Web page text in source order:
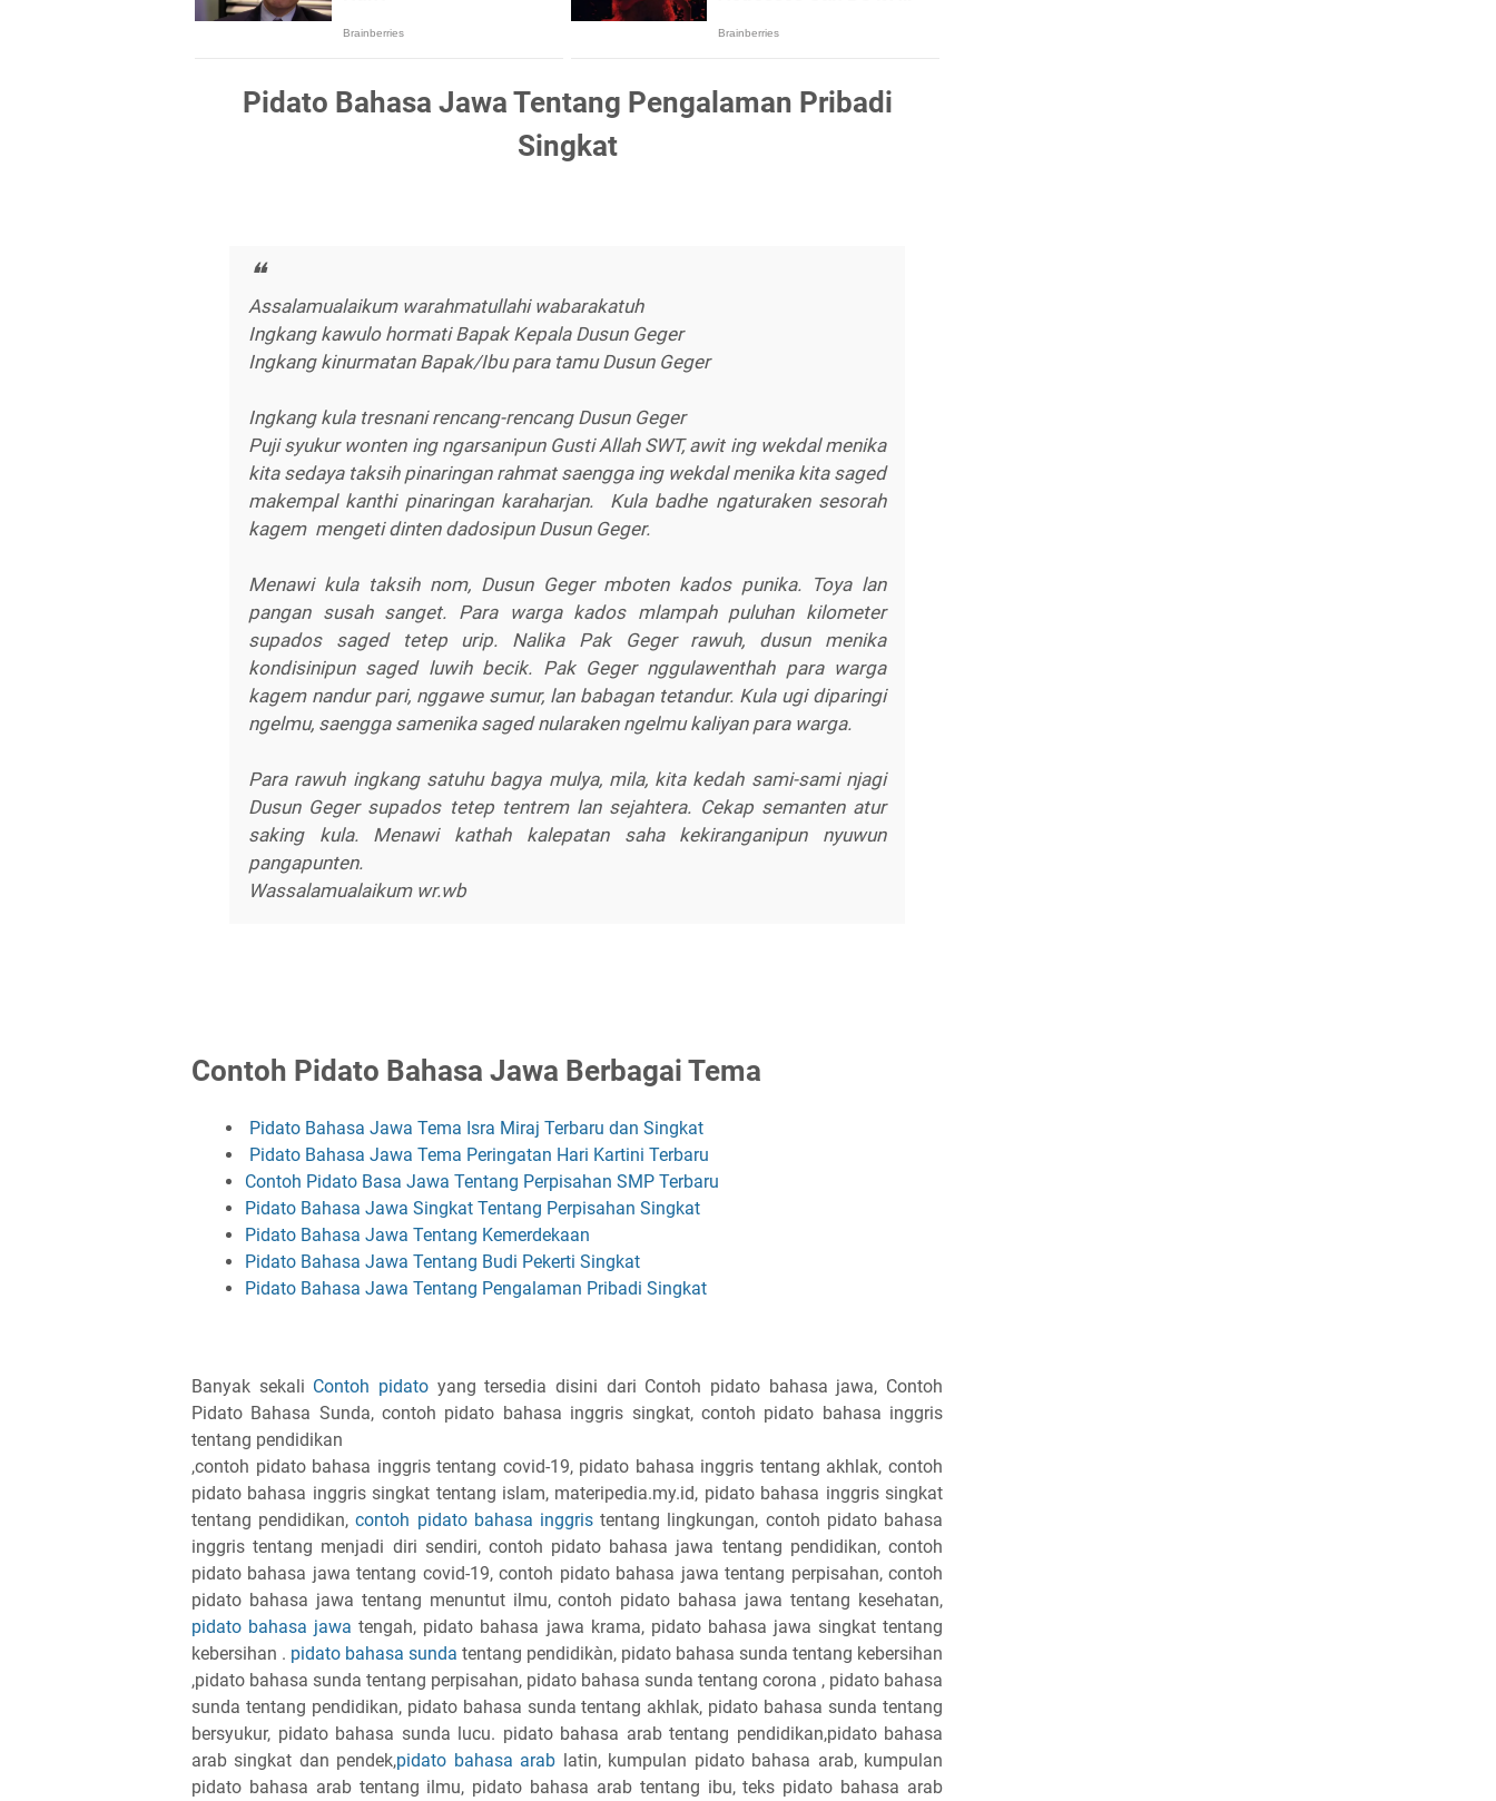
Pidato Bahasa Jawa Tentang Pengalaman Pribadi
Singkat
Assalamualaikum warahmatullahi wabarakatuh
Ingkang kawulo hormati Bapak Kepala Dusun Geger
Ingkang kinurmatan Bapak/Ibu para tamu Dusun Geger
Ingkang kula tresnani rencang-rencang Dusun Geger
Puji syukur wonten ing ngarsanipun Gusti Allah SWT, awit ing wekdal menika
kita sedaya taksih pinaringan rahmat saengga ing wekdal menika kita saged
makempal kanthi pinaringan karaharjan. Kula badhe ngaturaken sesorah
kagem mengeti dinten dadosipun Dusun Geger.
Menawi kula taksih nom, Dusun Geger mboten kados punika. Toya lan
pangan susah sanget. Para warga kados mlampah puluhan kilometer
supados saged tetep urip. Nalika Pak Geger rawuh, dusun menika
kondisinipun saged luwih becik. Pak Geger nggulawenthah para warga
kagem nandur pari, nggawe sumur, lan babagan tetandur. Kula ugi diparingi
ngelmu, saengga samenika saged nularaken ngelmu kaliyan para warga.
Para rawuh ingkang satuhu bagya mulya, mila, kita kedah sami-sami njagi
Dusun Geger supados tetep tentrem lan sejahtera. Cekap semanten atur
saking kula. Menawi kathah kalepatan saha kekiranganipun nyuwun
pangapunten.
Wassalamualaikum wr.wb
Contoh Pidato Bahasa Jawa Berbagai Tema
Pidato Bahasa Jawa Tema Isra Miraj Terbaru dan Singkat
Pidato Bahasa Jawa Tema Peringatan Hari Kartini Terbaru
Contoh Pidato Basa Jawa Tentang Perpisahan SMP Terbaru
Pidato Bahasa Jawa Singkat Tentang Perpisahan Singkat
Pidato Bahasa Jawa Tentang Kemerdekaan
Pidato Bahasa Jawa Tentang Budi Pekerti Singkat
Pidato Bahasa Jawa Tentang Pengalaman Pribadi Singkat
Banyak sekali Contoh pidato yang tersedia disini dari Contoh pidato bahasa jawa, Contoh
Pidato Bahasa Sunda, contoh pidato bahasa inggris singkat, contoh pidato bahasa inggris
tentang pendidikan
,contoh pidato bahasa inggris tentang covid-19, pidato bahasa inggris tentang akhlak, contoh
pidato bahasa inggris singkat tentang islam, materipedia.my.id, pidato bahasa inggris singkat
tentang pendidikan,contoh pidato bahasa inggristentang lingkungan, contoh pidato bahasa
inggris tentang menjadi diri sendiri, contoh pidato bahasa jawa tentang pendidikan, contoh
pidato bahasa jawa tentang covid-19, contoh pidato bahasa jawa tentang perpisahan, contoh
pidato bahasa jawa tentang menuntut ilmu, contoh pidato bahasa jawa tentang kesehatan,
pidato bahasa jawa tengah, pidato bahasa jawa krama, pidato bahasa jawa singkat tentang
kebersihan . pidato bahasa sunda tentang pendidikàn, pidato bahasa sunda tentang kebersihan
,pidato bahasa sunda tentang perpisahan, pidato bahasa sunda tentang corona , pidato bahasa
sunda tentang pendidikan, pidato bahasa sunda tentang akhlak, pidato bahasa sunda tentang
bersyukur, pidato bahasa sunda lucu. pidato bahasa arab tentang pendidikan,pidato bahasa
arab singkat dan pendek,pidato bahasa arab latin, kumpulan pidato bahasa arab, kumpulan
pidato bahasa arab tentang ilmu, pidato bahasa arab tentang ibu, teks pidato bahasa arab